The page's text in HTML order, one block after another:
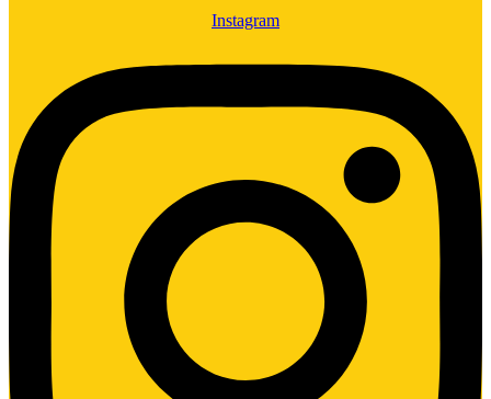
Instagram